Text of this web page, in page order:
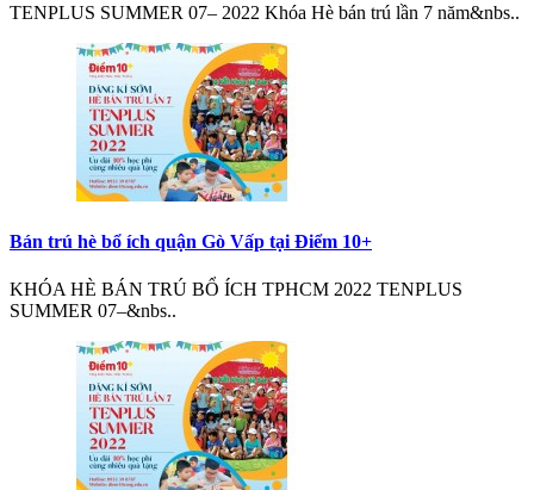
TENPLUS SUMMER 07– 2022 Khóa Hè bán trú lần 7 năm&nbs..
Bán trú hè bổ ích quận Gò Vấp tại Điểm 10+
KHÓA HÈ BÁN TRÚ BỔ ÍCH TPHCM 2022 TENPLUS
SUMMER 07–&nbs..